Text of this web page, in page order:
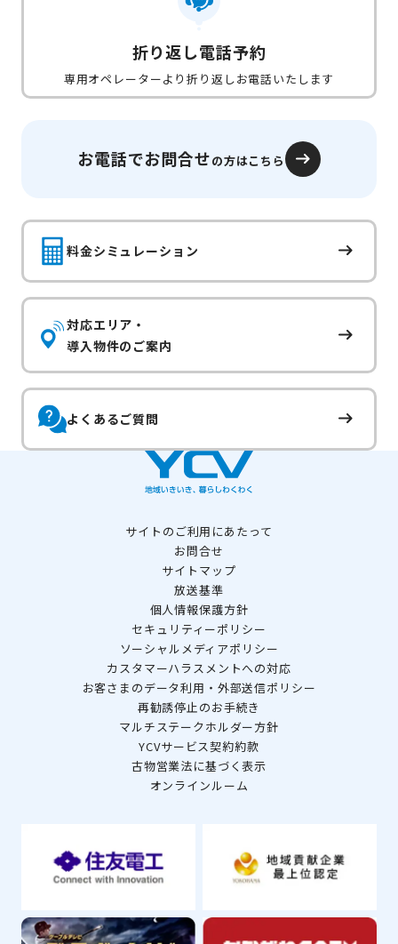
折り返し電話予約
専用オペレーターより折り返しお電話いたします
お電話でお問合せの方はこちら
料金シミュレーション
対応エリア・
導入物件のご案内
よくあるご質問
サイトのご利用にあたって
お問合せ
サイトマップ
放送基準
個人情報保護方針
セキュリティーポリシー
ソーシャルメディアポリシー
カスタマーハラスメントへの対応
お客さまのデータ利用・外部送信ポリシー
再勧誘停止のお手続き
マルチステークホルダー方針
YCVサービス契約約款
古物営業法に基づく表示
オンラインルーム